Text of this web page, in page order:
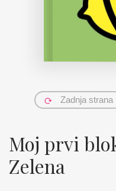
Zadnja strana
Moj prvi
Zelena